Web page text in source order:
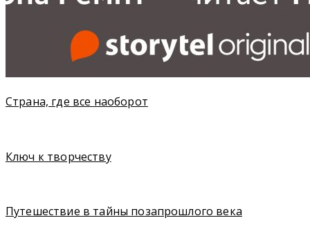
Страна, где все наоборот
Ключ к творчеству
Путешествие в тайны позапрошлого века